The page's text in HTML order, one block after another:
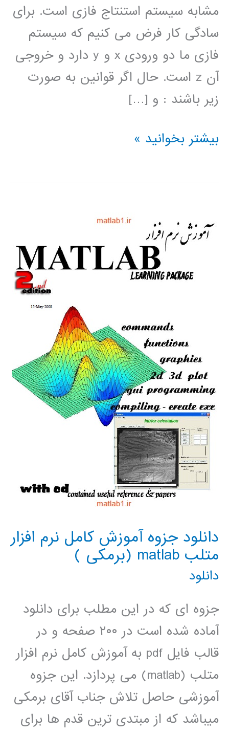
مشابه سيستم استنتاج فازی است. برای
سادگی کار فرض می کنيم که سيستم
فازی ما دو ورودی x و y دارد و خروجی
آن z است. حال اگر قوانين به صورت
زير باشند : و […]
سيستم
فازی
روشهای
مختلف
آموزش
بیشتر بخوانید »
دانلود جزوه آموزش کامل نرم افزار
متلب matlab (برمکی )
دانلود
جزوه ای که در این مطلب برای دانلود
آماده شده است در ۲۰۰ صفحه و در
قالب فایل pdf به آموزش کامل نرم افزار
متلب (matlab) می پردازد. این جزوه
آموزشی حاصل تلاش جناب آقای برمکی
میباشد که از مبتدی ترین قدم ها برای